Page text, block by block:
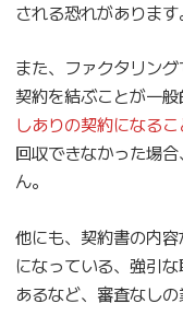
される恐れがあります
また、ファクタリン
契約を結ぶことが一般
しありの契約になる
回収できなかった場
ん。
他にも、契約書の内
になっている、強引
あるなど、審査なしの